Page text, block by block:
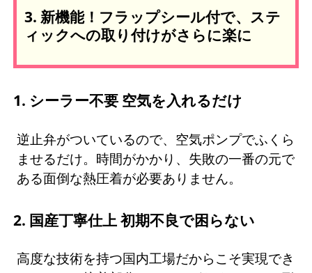
3. 新機能！フラップシール付で、ステ
ィックへの取り付けがさらに楽に
1. シーラー不要 空気を入れるだけ
逆止弁がついているので、空気ポンプでふくら
ませるだけ。時間がかかり、失敗の一番の元で
ある面倒な熱圧着が必要ありません。
2. 国産丁寧仕上 初期不良で困らない
高度な技術を持つ国内工場だからこそ実現でき